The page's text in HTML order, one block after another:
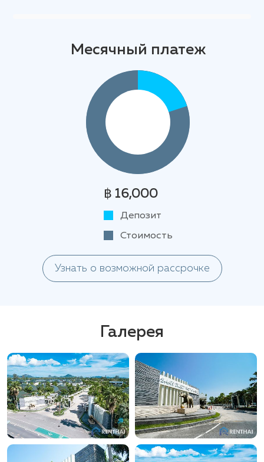
Месячный платеж
฿ 16,000
Депозит
Стоимость
Узнать о возможной рассрочке
Галерея